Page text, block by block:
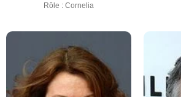
Rôle : Cornelia